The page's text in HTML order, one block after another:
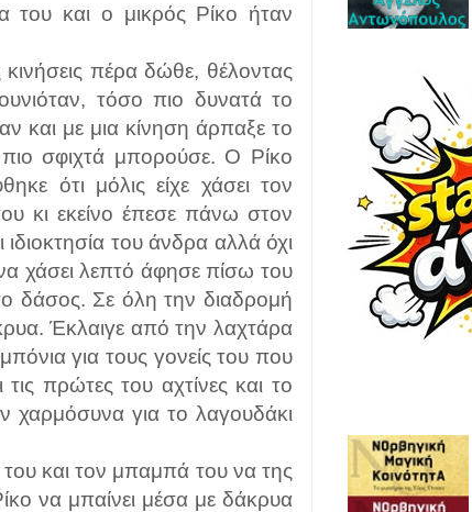
του και ο μικρός Ρίκο ήταν
κινήσεις πέρα δώθε, θέλοντας
τόσο πιο δυνατά το
και με μια κίνηση άρπαξε το
σφιχτά μπορούσε. Ο Ρίκο
ότι μόλις είχε χάσει τον
κι εκείνο έπεσε πάνω στον
του άνδρα αλλά όχι
χάσει λεπτό άφησε πίσω του
δάσος. Σε όλη την διαδρομή
Έκλαιγε από την λαχτάρα
για τους γονείς του που
πρώτες του αχτίνες και το
χαρμόσυνα για το λαγουδάκι
του και τον μπαμπά του να της
να μπαίνει μέσα με δάκρυα